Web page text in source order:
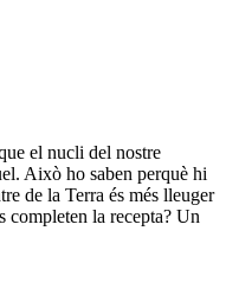
el nucli del nostre
Això ho saben perquè hi
de la Terra és més lleuger
completen la recepta? Un